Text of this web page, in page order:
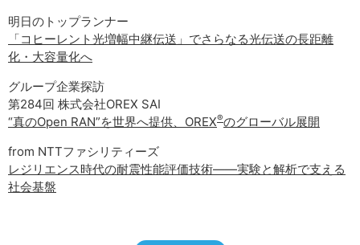
明日のトップランナー
「コヒーレント光増幅中継伝送」でさらなる光伝送の長距離
化・大容量化へ
グループ企業探訪
第284回 株式会社OREX SAI
“真のOpen RAN”を世界へ提供、OREX®のグローバル展開
from NTTファシリティーズ
レジリエンス時代の耐震性能評価技術――実験と解析で支える
社会基盤